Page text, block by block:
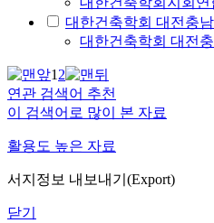
대한건축학회 대전충
대한건축학회 대전
12
연관 검색어 추천
이 검색어로 많이 본 자료
활용도 높은 자료
서지정보 내보내기(Export)
닫기